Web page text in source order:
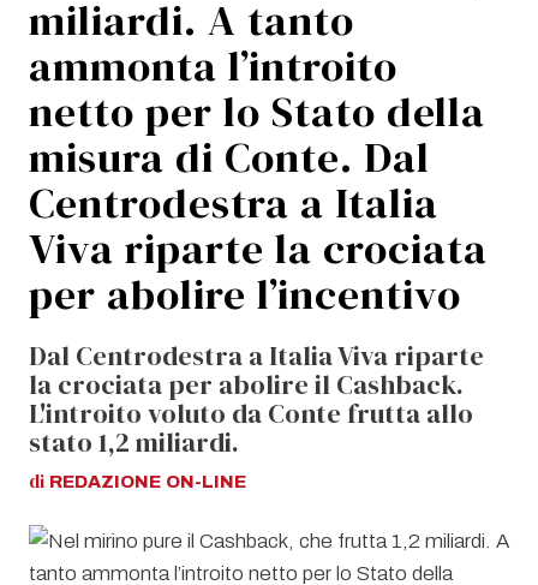
miliardi. A tanto
ammonta l’introito
netto per lo Stato della
misura di Conte. Dal
Centrodestra a Italia
Viva riparte la crociata
per abolire l’incentivo
Dal Centrodestra a Italia Viva riparte
la crociata per abolire il Cashback.
L'introito voluto da Conte frutta allo
stato 1,2 miliardi.
di REDAZIONE ON-LINE